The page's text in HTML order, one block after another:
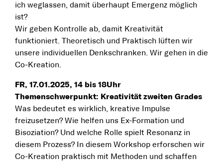
ich weglassen, damit überhaupt Emergenz möglich
ist?
Wir geben Kontrolle ab, damit Kreativität
funktioniert. Theoretisch und Praktisch lüften wir
unsere individuellen Denkschranken. Wir gehen in die
Co-Kreation.
FR, 17.01.2025, 14 bis 18Uhr
Themenschwerpunkt: Kreativität zweiten Grades
Was bedeutet es wirklich, kreative Impulse
freizusetzen? Wie helfen uns Ex-Formation und
Bisoziation? Und welche Rolle spielt Resonanz in
diesem Prozess? In diesem Workshop erforschen wir
Co-Kreation praktisch mit Methoden und schaffen